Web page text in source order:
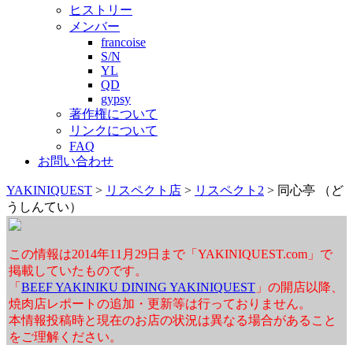
ヒストリー
メンバー
francoise
S/N
YL
QD
gypsy
著作権について
リンクについて
FAQ
お問い合わせ
YAKINIQUEST > リスペクト店 > リスペクト2 > 同心亭 （ど
うしんてい）
この情報は2014年11月29日まで「YAKINIQUEST.com」で
掲載していたものです。
「 BEEF YAKINIKU DINING YAKINIQUEST 」の開店以降、
焼肉店レポートの追加・更新等は行っておりません。
本情報投稿時と現在のお店の状況は異なる場合があること
をご理解ください。